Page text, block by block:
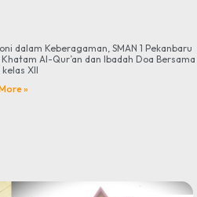
dalam Keberagaman, SMAN 1 Pekanbaru
Al-Qur’an dan Ibadah Doa Bersama
XII
»